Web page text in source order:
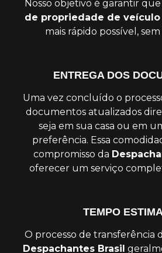
Nosso objetivo é garantir que
de propriedade de veículo
mais rápido possível,
ENTREGA DOS
Uma vez concluído o
documentos atualizados
seja em sua casa ou em
preferência. Essa
compromisso da
oferecer um serviço
TEMPO
O processo de transferência
Despachantes Brasil